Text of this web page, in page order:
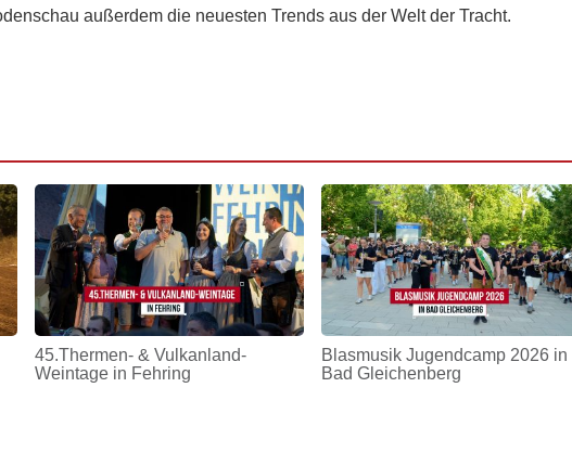
außerdem die neuesten Trends aus der Welt der Tracht.
45.Thermen- & Vulkanland-
Weintage in Fehring
Blasmusik Jugendcamp 2026 in
Bad Gleichenberg